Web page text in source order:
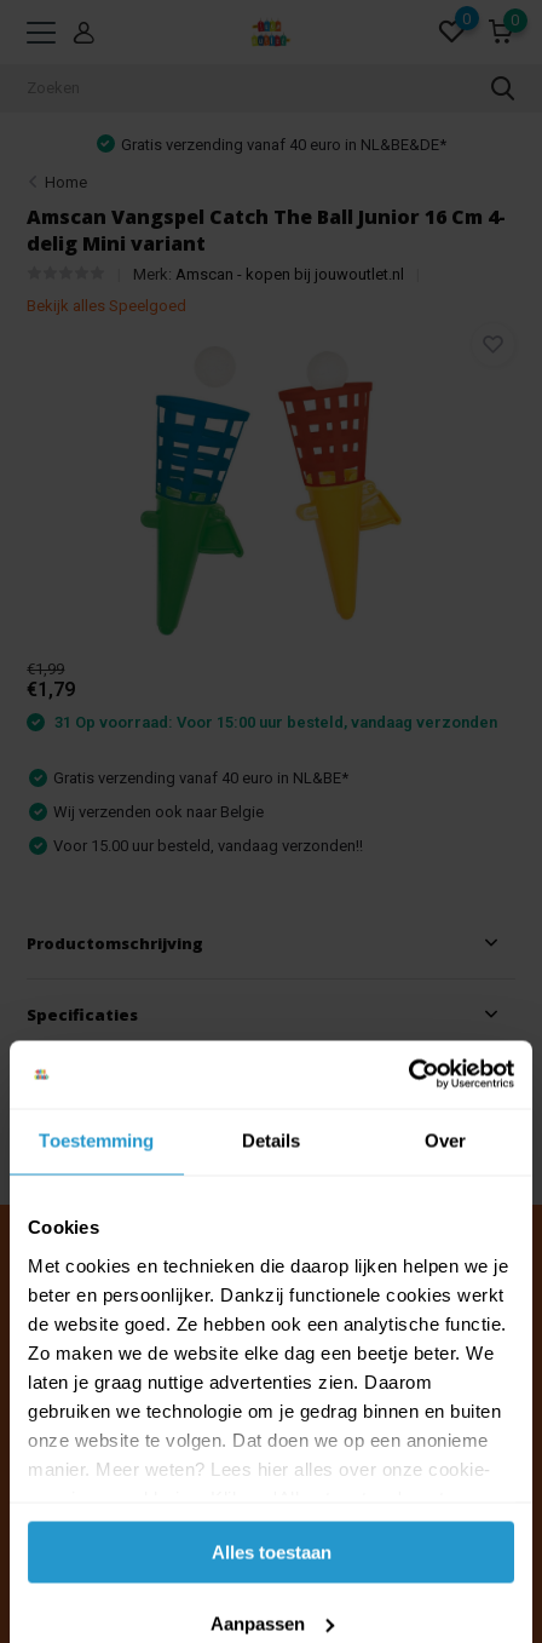
Toestemming Details Over
Cookies
Met cookies en technieken die daarop lijken helpen we je
beter en persoonlijker. Dankzij functionele cookies werkt
de website goed. Ze hebben ook een analytische functie.
Zo maken we de website elke dag een beetje beter. We
laten je graag nuttige advertenties zien. Daarom
gebruiken we technologie om je gedrag binnen en buiten
onze website te volgen. Dat doen we op een anonieme
manier. Meer weten? Lees hier alles over onze cookie-
accepteren.
Alles toestaan
Aanpassen
0 0
Gratis verzending vanaf 40 euro in NL&BE&DE*
Home
Amscan Vangspel Catch The Ball Junior 16 Cm 4-
delig Mini variant
Merk: Amscan - kopen bij jouwoutlet.nl
Bekijk alles Speelgoed
€1,99
€1,79
31 Op voorraad: Voor 15:00 uur besteld, vandaag verzonden
Gratis verzending vanaf 40 euro in NL&BE*
Wij verzenden ook naar Belgie
Voor 15.00 uur besteld, vandaag verzonden!!
Productomschrijving
Specificaties
Reviews
Klantenservice & FAQ
Wij staan voor u klaar.
Ma t/m vr van 09:30 - 16:00 telefonisch
+31 (0)13 785 62 41
Naar de klantenservice & FAQ